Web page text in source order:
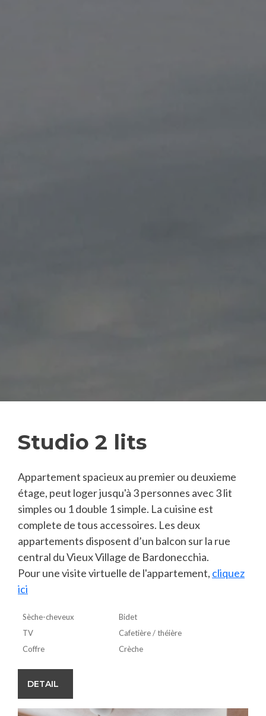
Studio 2 lits
Appartement spacieux au premier ou deuxieme
étage, peut loger jusqu'à 3 personnes avec 3 lit
simples ou 1 double 1 simple. La cuisine est
complete de tous accessoires. Les deux
appartements disposent d’un balcon sur la rue
central du Vieux Village de Bardonecchia.
Pour une visite virtuelle de l'appartement, cliquez
ici
Sèche-cheveux
TV
Coffre
Bidet
Cafetière / théière
Crèche
DETAIL